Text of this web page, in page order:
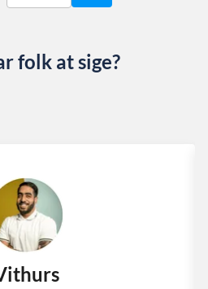
folk at sige?